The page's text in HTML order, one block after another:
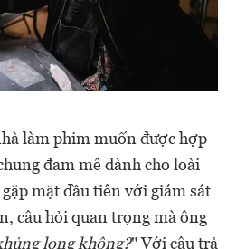
làm phim muốn được hợp
đam mê dành cho loài
mặt đầu tiên với giám sát
câu hỏi quan trọng mà ông
long không?" Với câu trả